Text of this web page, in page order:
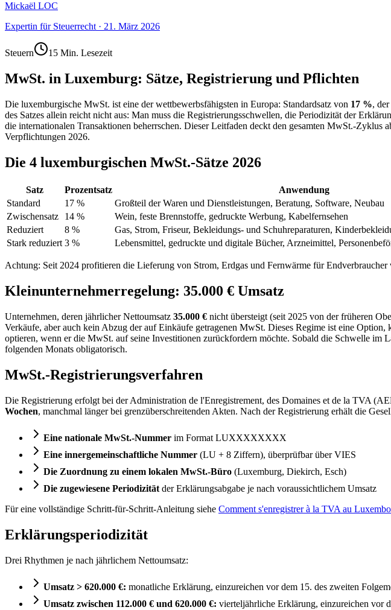
Mickaël LOC
Expertin für Steuerrecht· 21. März 2026
Steuern 15 Min. Lesezeit
MwSt. in Luxemburg: Sätze, Registrierung und Pflichten
Die luxemburgische MwSt. ist eine der wettbewerbsfähigsten in Europa: Standardsatz von 17 %,
des Satzes allein reicht nicht aus: Man muss die Registrierungsschwellen, die Periodizität der
die internationalen Transaktionen beherrschen. Dieser Leitfaden deckt den gesamten MwSt.-
Verpflichtungen 2026.
Die 4 luxemburgischen MwSt.-Sätze 2026
Satz Prozentsatz
Anwendung
Standard
17 %
Großteil der Waren und Dienstleistungen, Beratung, Software, Neubau
Zwischensatz
14 %
Wein, feste Brennstoffe, gedruckte Werbung, Kabelfernsehen
Reduziert
8 %
Gas, Strom, Friseur, Bekleidungs- und Schuhreparaturen,
Stark reduziert 3 % Lebensmittel, gedruckte und digitale Bücher, Arzneimittel,
Achtung: Seit 2024 profitieren die Lieferung von Strom, Erdgas und Fernwärme für
Kleinunternehmerregelung: 35.000 € Umsatz
Unternehmen, deren jährlicher Nettoumsatz 35.000 € nicht übersteigt (seit 2025 von der früheren
Verkäufe, aber auch kein Abzug der auf Einkäufe getragenen MwSt. Dieses Regime ist eine
optieren, wenn er die MwSt. auf seine Investitionen zurückfordern möchte. Sobald die Schwelle im
folgenden Monats obligatorisch.
MwSt.-Registrierungsverfahren
Die Registrierung erfolgt bei der Administration de l'Enregistrement, des Domaines et de la TVA
Wochen, manchmal länger bei grenzüberschreitenden Akten. Nach der Registrierung erhält die
Eine nationale MwSt.-Nummer im Format LUXXXXXXXX
Eine innergemeinschaftliche Nummer (LU + 8 Ziffern), überprüfbar über VIES
Die Zuordnung zu einem lokalen MwSt.-Büro (Luxemburg, Diekirch, Esch)
Die zugewiesene Periodizität der Erklärungsabgabe je nach voraussichtlichem Umsatz
Für eine vollständige Schritt-für-Schritt-Anleitung siehe Comment s'enregistrer à la TVA au
Erklärungsperiodizität
Drei Rhythmen je nach jährlichem Nettoumsatz:
Umsatz > 620.000 €: monatliche Erklärung, einzureichen vor dem 15. des zweiten
Umsatz zwischen 112.000 € und 620.000 €: vierteljährliche Erklärung, einzureichen vor